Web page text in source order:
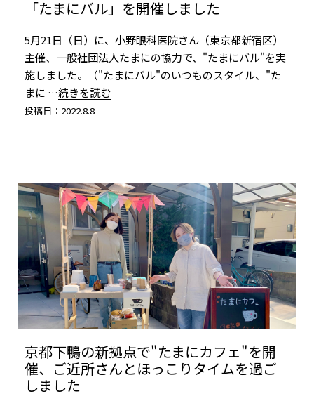
「たまにバル」を開催しました
5月21日（日）に、小野眼科医院さん（東京都新宿区）
主催、一般社団法人たまにの協力で、"たまにバル"を実
施しました。（"たまにバル"のいつものスタイル、"た
まに …続きを読む
投稿日：2022.8.8
京都下鴨の新拠点で"たまにカフェ"を開
催、ご近所さんとほっこりタイムを過ご
しました